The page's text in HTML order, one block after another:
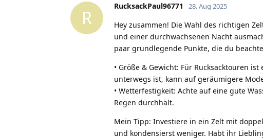
R
RucksackPaul96771 28. Aug 2025
Hey zusammen! Die Wahl des richtigen
und einer durchwachsenen Nacht
paar grundlegende Punkte, die du
• Größe & Gewicht: Für Rucksacktouren
unterwegs ist, kann auf geräumigere
• Wetterfestigkeit: Achte auf eine gute
Regen durchhält.
Mein Tipp: Investiere in ein Zelt mit
und kondensierst weniger. Habt ihr